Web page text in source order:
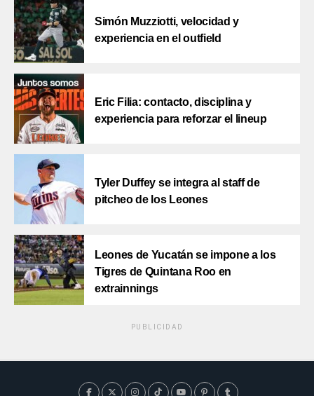
Simón Muzziotti, velocidad y
experiencia en el outfield
Eric Filia: contacto, disciplina y
experiencia para reforzar el lineup
Tyler Duffey se integra al staff de
pitcheo de los Leones
Leones de Yucatán se impone a los
Tigres de Quintana Roo en
extrainnings
PUBLICIDAD